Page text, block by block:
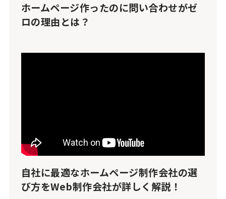
ホームページ作ったのに問い合わせがゼ
ロの理由とは？
自社に最適なホームページ制作会社の選
び方をWeb制作会社が詳しく解説！